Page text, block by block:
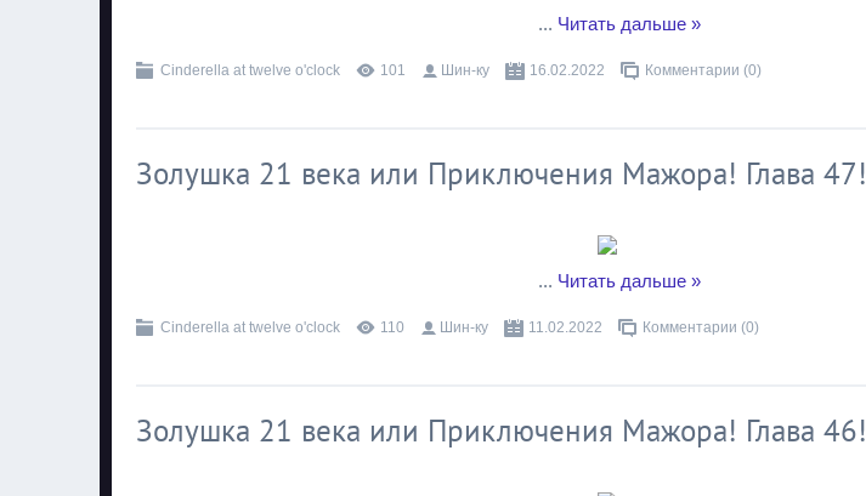
... Читать дальше »
Cinderella at twelve o'clock 101 Шин-ку 16.02.2022 Комментарии (0)
Золушка 21 века или Приключения Мажора! Глава 47!
... Читать дальше »
Cinderella at twelve o'clock 110 Шин-ку 11.02.2022 Комментарии (0)
Золушка 21 века или Приключения Мажора! Глава 46!